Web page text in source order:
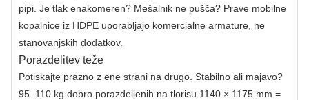
pipi. Je tlak enakomeren? Mešalnik ne pušča? Prave mobilne
kopalnice iz HDPE uporabljajo komercialne armature, ne
stanovanjskih dodatkov.
Porazdelitev teže
Potiskajte prazno z ene strani na drugo. Stabilno ali majavo?
95–110 kg dobro porazdeljenih na tlorisu 1140 × 1175 mm =